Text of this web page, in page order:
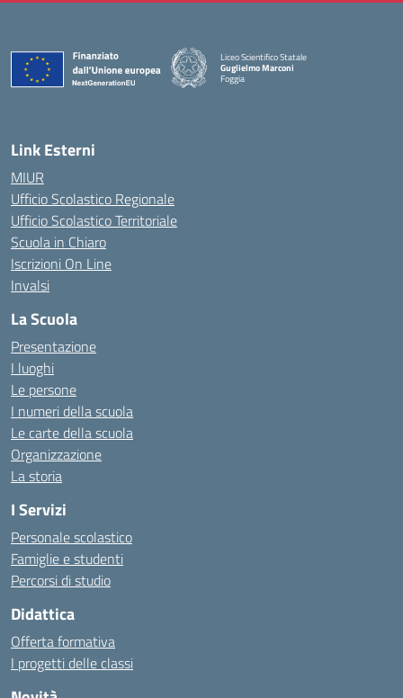
Liceo Scientifico Statale
Guglielmo Marconi
Foggia
— Visita la pagina iniziale della scuola
Link Esterni
MIUR
Ufficio Scolastico Regionale
Ufficio Scolastico Territoriale
Scuola in Chiaro
Iscrizioni On Line
Invalsi
La Scuola
Presentazione
I luoghi
Le persone
I numeri della scuola
Le carte della scuola
Organizzazione
La storia
I Servizi
Personale scolastico
Famiglie e studenti
Percorsi di studio
Didattica
Offerta formativa
I progetti delle classi